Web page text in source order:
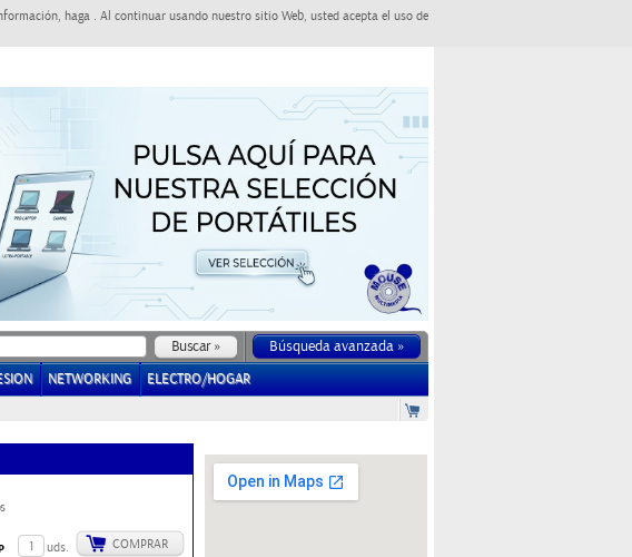
haga . Al continuar usando nuestro sitio Web, usted acepta el uso de
Búsqueda avanzada »
NETWORKING ELECTRO/HOGAR
uds. COMPRAR